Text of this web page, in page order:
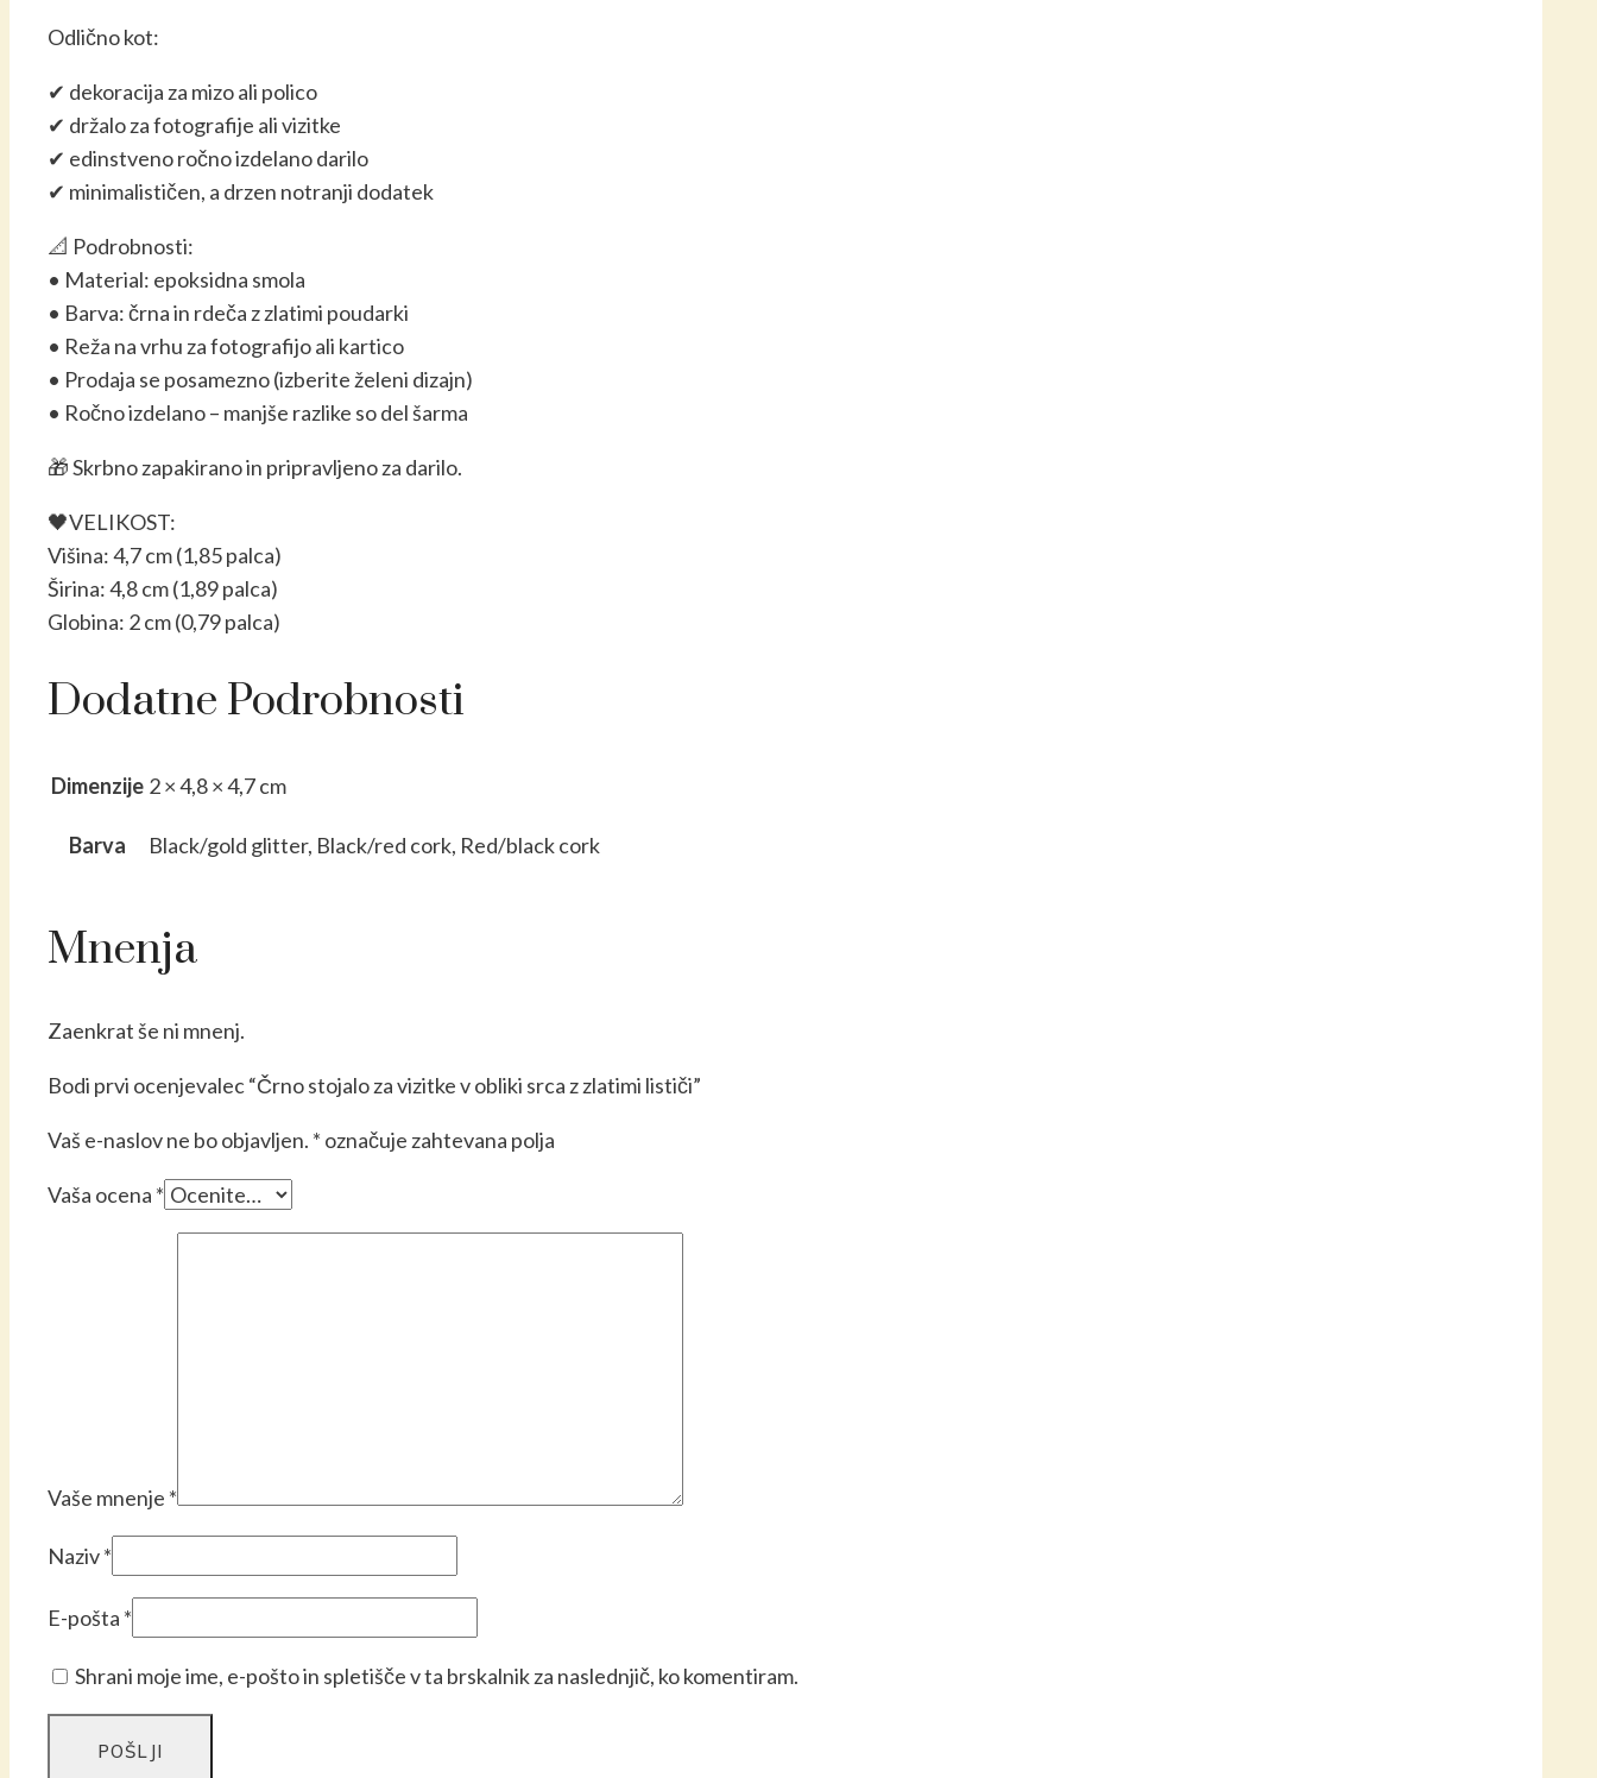
Odlično kot:
✔ dekoracija za mizo ali polico
✔ držalo za fotografije ali vizitke
✔ edinstveno ročno izdelano darilo
✔ minimalističen, a drzen notranji dodatek
📐 Podrobnosti:
• Material: epoksidna smola
• Barva: črna in rdeča z zlatimi poudarki
• Reža na vrhu za fotografijo ali kartico
• Prodaja se posamezno (izberite želeni dizajn)
• Ročno izdelano – manjše razlike so del šarma
🎁 Skrbno zapakirano in pripravljeno za darilo.
🖤VELIKOST:
Višina: 4,7 cm (1,85 palca)
Širina: 4,8 cm (1,89 palca)
Globina: 2 cm (0,79 palca)
Dodatne Podrobnosti
Dimenzije 2 × 4,8 × 4,7 cm
Barva Black/gold glitter, Black/red cork, Red/black cork
Mnenja
Zaenkrat še ni mnenj.
Bodi prvi ocenjevalec “Črno stojalo za vizitke v obliki srca z zlatimi lističi”
Vaš e-naslov ne bo objavljen. * označuje zahtevana polja
Vaša ocena *
Vaše mnenje *
Naziv*
E-pošta *
Shrani moje ime, e-pošto in spletišče v ta brskalnik za naslednjič, ko komentiram.